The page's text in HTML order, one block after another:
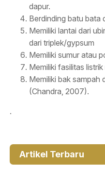
dapur.
Berdinding batu bata
Memiliki lantai dari
dari triplek/gypsum
Memiliki sumur atau
Memiliki fasilitas
Memiliki bak sampah
(Chandra, 2007).
.
Artikel Terbaru